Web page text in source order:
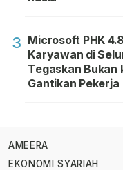
3 Microsoft PHK
Karyawan di
Tegaskan Bukan
Gantikan Pekerja
AMEERA
EKONOMI SYARIAH